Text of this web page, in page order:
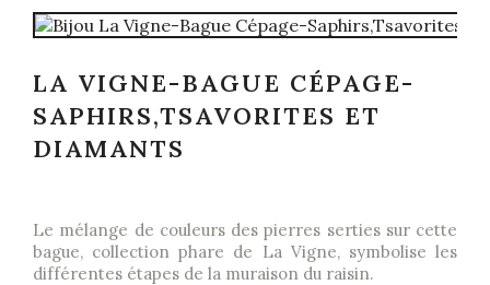
LA VIGNE-BAGUE CÉPAGE-
SAPHIRS,TSAVORITES ET
DIAMANTS
Le mélange de couleurs des pierres serties sur cette
bague, collection phare de La Vigne, symbolise les
différentes étapes de la muraison du raisin.